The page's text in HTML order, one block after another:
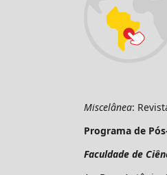
Miscelânea:
Programa de
Faculdade de